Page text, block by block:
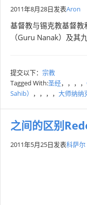
2011年8月28日发表Aron
基督教与锡克教基督
（Guru Nanak）及
提交以下： 宗教
Tagged With:圣经，，，，
Sahib）
，，，， 大师纳纳
之间的区别
2011年5月25日发表科萨尔